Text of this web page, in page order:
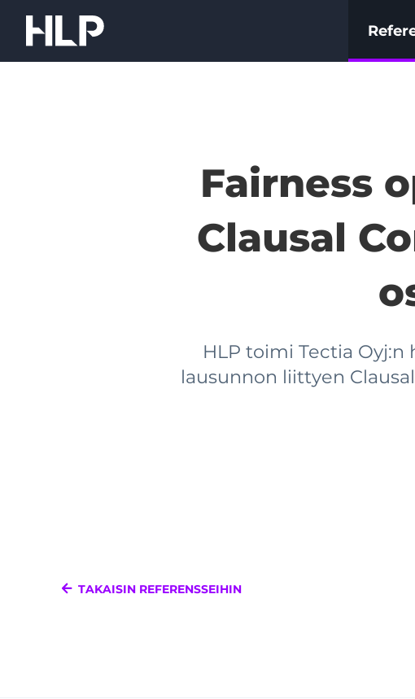
sisältöön
Fairness
Clausal
HLP toimi Tectia
lausunnon liittyen
TAKAISIN REFERENSSEIHIN